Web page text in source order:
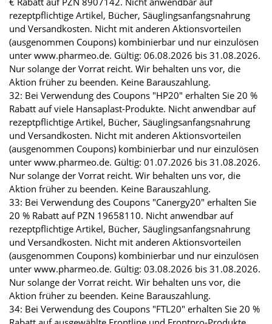
rezeptpflichtige Artikel, Bücher, Säuglingsanfangsnahrung
und Versandkosten. Nicht mit anderen Aktionsvorteilen
(ausgenommen Coupons) kombinierbar und nur einzulösen
unter www.pharmeo.de. Gültig: 06.08.2026 bis 31.08.2026.
Nur solange der Vorrat reicht. Wir behalten uns vor, die
Aktion früher zu beenden. Keine Barauszahlung.
32: Bei Verwendung des Coupons "HP20" erhalten Sie 20 %
Rabatt auf viele Hansaplast-Produkte. Nicht anwendbar auf
rezeptpflichtige Artikel, Bücher, Säuglingsanfangsnahrung
und Versandkosten. Nicht mit anderen Aktionsvorteilen
(ausgenommen Coupons) kombinierbar und nur einzulösen
unter www.pharmeo.de. Gültig: 01.07.2026 bis 31.08.2026.
Nur solange der Vorrat reicht. Wir behalten uns vor, die
Aktion früher zu beenden. Keine Barauszahlung.
33: Bei Verwendung des Coupons "Canergy20" erhalten Sie
20 % Rabatt auf PZN 19658110. Nicht anwendbar auf
rezeptpflichtige Artikel, Bücher, Säuglingsanfangsnahrung
und Versandkosten. Nicht mit anderen Aktionsvorteilen
(ausgenommen Coupons) kombinierbar und nur einzulösen
unter www.pharmeo.de. Gültig: 03.08.2026 bis 31.08.2026.
Nur solange der Vorrat reicht. Wir behalten uns vor, die
Aktion früher zu beenden. Keine Barauszahlung.
34: Bei Verwendung des Coupons "FTL20" erhalten Sie 20 %